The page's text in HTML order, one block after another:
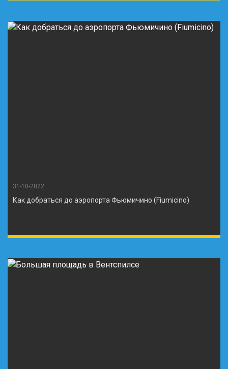
31-10-2022
Как добраться до аэропорта Фьюмичино (Fiumicino)